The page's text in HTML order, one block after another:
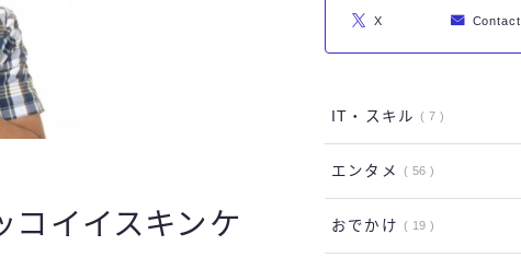
イイスキンケ
X Contact
IT・スキル 7
エンタメ 56
おでかけ 19